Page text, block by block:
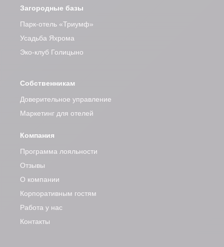
Загородные базы
Парк-отель «Триумф»
Усадьба Яхрома
Эко-клуб Голицыно
Собственникам
Доверительное управление
Маркетинг для отелей
Компания
Программа лояльности
Отзывы
О компании
Корпоративным гостям
Работа у нас
Контакты